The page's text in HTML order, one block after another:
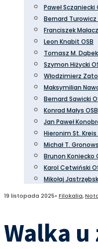
Paweł Sczaniecki
Bernard Turowicz
Franciszek
Leon Knabit OSB
Tomasz M. Dąbek
Szymon Hiżycki
Włodzimierz
Maksymilian
Bernard Sawicki
Konrad Małys OSB
Jan Paweł
Hieronim St. Kreis
Michał T.
Brunon Koniecko
Karol Cetwiński
Mikołaj
19 listopada 2025• Filokalia,
Walka u